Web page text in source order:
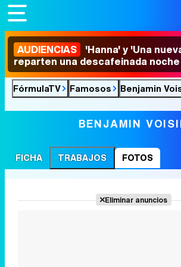
AUDIENCIAS 'Hanna' y 'Una
reparten una descafeinada
FórmulaTV Famosos Benjamin
BENJAMIN
FICHA TRABAJOS FOTOS
Eliminar anuncios